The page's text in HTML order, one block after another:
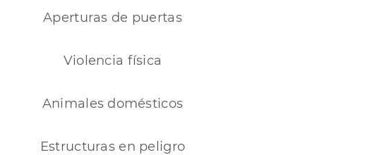
Aperturas de puertas
Violencia física
Animales domésticos
Estructuras en peligro